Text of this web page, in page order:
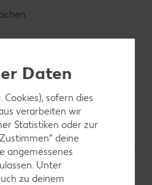
Daten
sofern dies
verarbeiten wir
Statistiken oder zur
deine
angemessenes
Unter
zu deinem